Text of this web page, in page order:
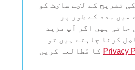
تفریح کے لٸے ساٸٹ کو
میں مدد کے طور پر
جاتی ہیں اگر آپ مزید
کرنا چاہتے ہیں تو
Privacy کا مُطالعہ کریں